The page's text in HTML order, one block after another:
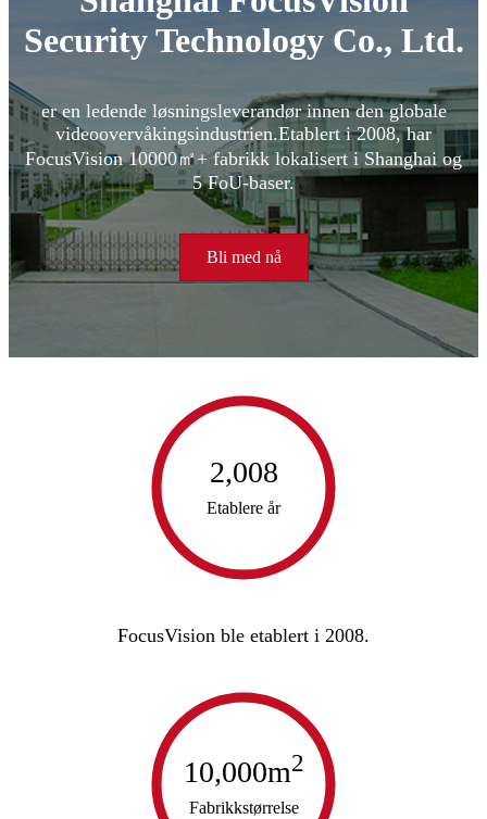
Security Technology Co., Ltd.
er en ledende løsningsleverandør innen den globale
videoovervåkingsindustrien.Etablert i 2008, har
FocusVision 10000㎡+ fabrikk lokalisert i Shanghai og
5 FoU-baser.
Bli med nå
2,008
Etablere år
FocusVision ble etablert i 2008.
10,000m2
Fabrikkstørrelse